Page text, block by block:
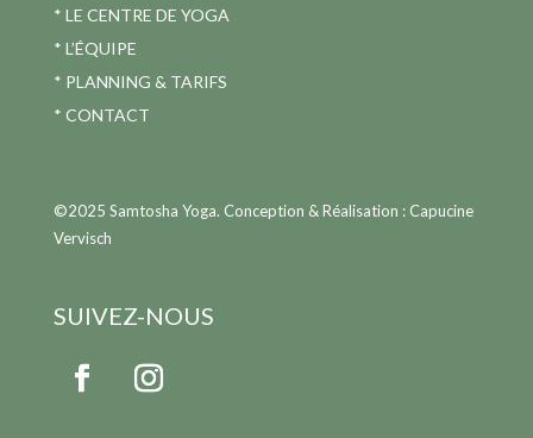
* LE CENTRE DE YOGA
* L’ÉQUIPE
* PLANNING & TARIFS
* CONTACT
©2025 Samtosha Yoga. Conception & Réalisation : Capucine
Vervisch
SUIVEZ-NOUS